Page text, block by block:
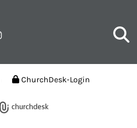
ChurchDesk-Login